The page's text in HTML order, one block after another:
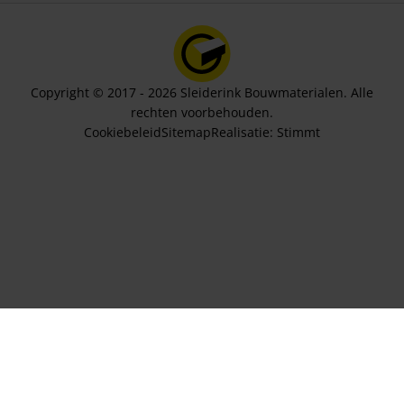
Copyright © 2017 - 2026 Sleiderink Bouwmaterialen. Alle
rechten voorbehouden.
CookiebeleidSitemapRealisatie: Stimmt